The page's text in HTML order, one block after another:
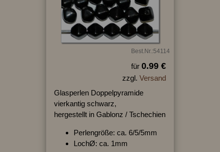
Best.Nr.:54114
für 0.99 €
zzgl. Versand
Glasperlen Doppelpyramide
vierkantig schwarz,
hergestellt in Gablonz / Tschechien
Perlengröße: ca. 6/5/5mm
LochØ: ca. 1mm